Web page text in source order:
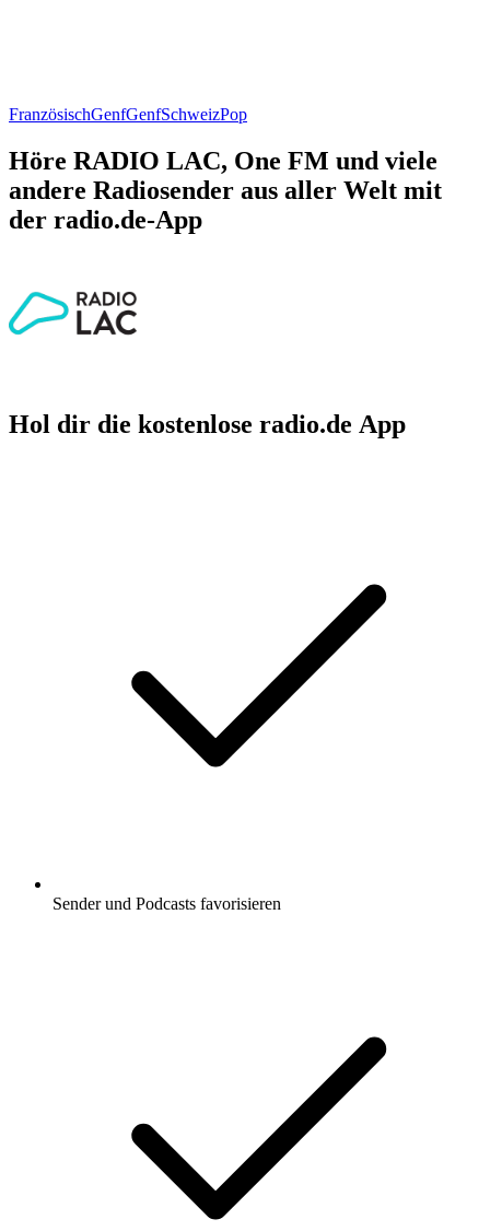
FranzösischGenfGenfSchweizPop
Höre RADIO LAC, One FM und viele
andere Radiosender aus aller Welt mit
der radio.de-App
Hol dir die kostenlose radio.de App
Sender und Podcasts favorisieren